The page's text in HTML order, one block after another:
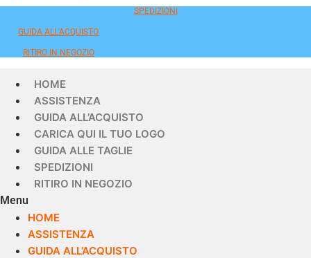
SPEDIZIONI
GUIDA ALL'ACQUISTO
RITIRO IN NEGOZIO
HOME
ASSISTENZA
GUIDA ALL’ACQUISTO
CARICA QUI IL TUO LOGO
GUIDA ALLE TAGLIE
SPEDIZIONI
RITIRO IN NEGOZIO
Menu
HOME
ASSISTENZA
GUIDA ALL’ACQUISTO